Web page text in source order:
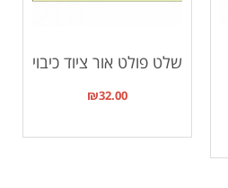
שלט פולט אור ציוד כיבוי
₪32.00